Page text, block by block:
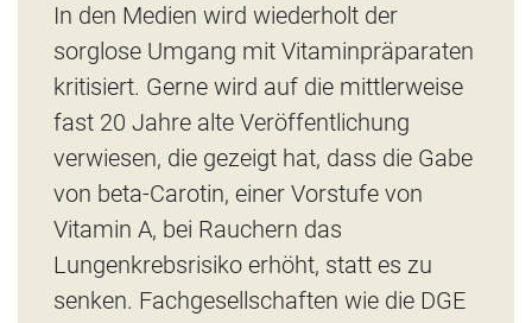
In den Medien wird wiederholt der
sorglose Umgang mit Vitaminpräparaten
kritisiert. Gerne wird auf die mittlerweise
fast 20 Jahre alte Veröffentlichung
verwiesen, die gezeigt hat, dass die Gabe
von beta-Carotin, einer Vorstufe von
Vitamin A, bei Rauchern das
Lungenkrebsrisiko erhöht, statt es zu
senken. Fachgesellschaften wie die DGE